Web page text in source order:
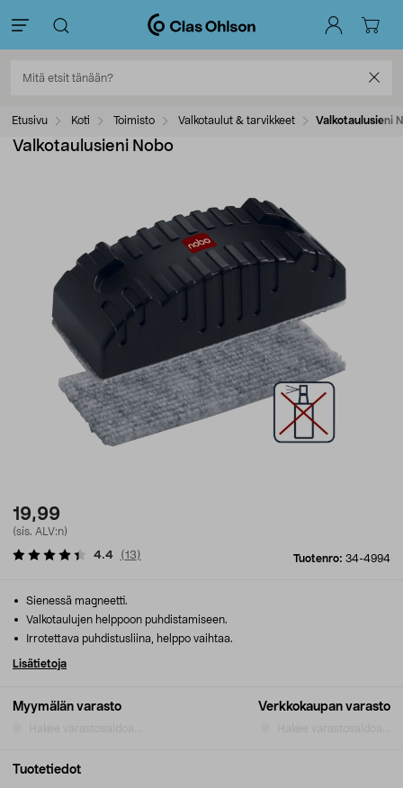
Etusivu Koti Toimisto Valkotaulut & tarvikkeet Valkotaulusieni
Valkotaulusieni Nobo
19,99
(sis. ALV:n)
Tuotenro: 34-4994
4.4 (13)
Myymälän varasto Verkkokaupan varasto
Sienessä magneetti.
Valkotaulujen helppoon puhdistamiseen.
Irrotettava puhdistusliina, helppo vaihtaa.
Lisätietoja
Tuotetiedot